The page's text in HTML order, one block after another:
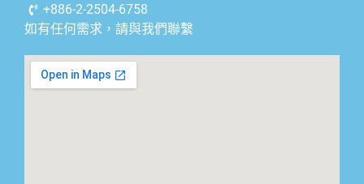
+886-2-2504-6758
如有任何需求，請與我們聯繫